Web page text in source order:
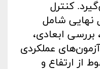
کنترل
شامل
ابعادی،
عملکردی
از ارتفاع و